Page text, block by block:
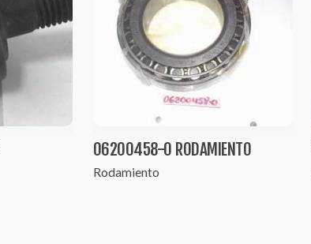
06200458-0 RODAMIENTO
Rodamiento